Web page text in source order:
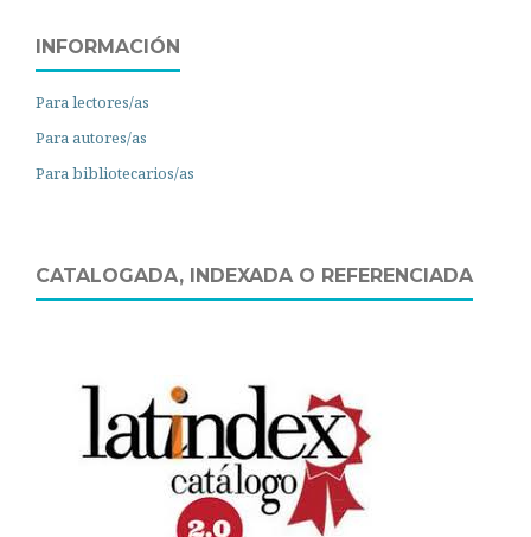
INFORMACIÓN
Para lectores/as
Para autores/as
Para bibliotecarios/as
CATALOGADA, INDEXADA O REFERENCIADA